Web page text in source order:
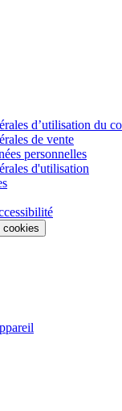
d’utilisation du
de vente
personnelles
d'utilisation
cookies